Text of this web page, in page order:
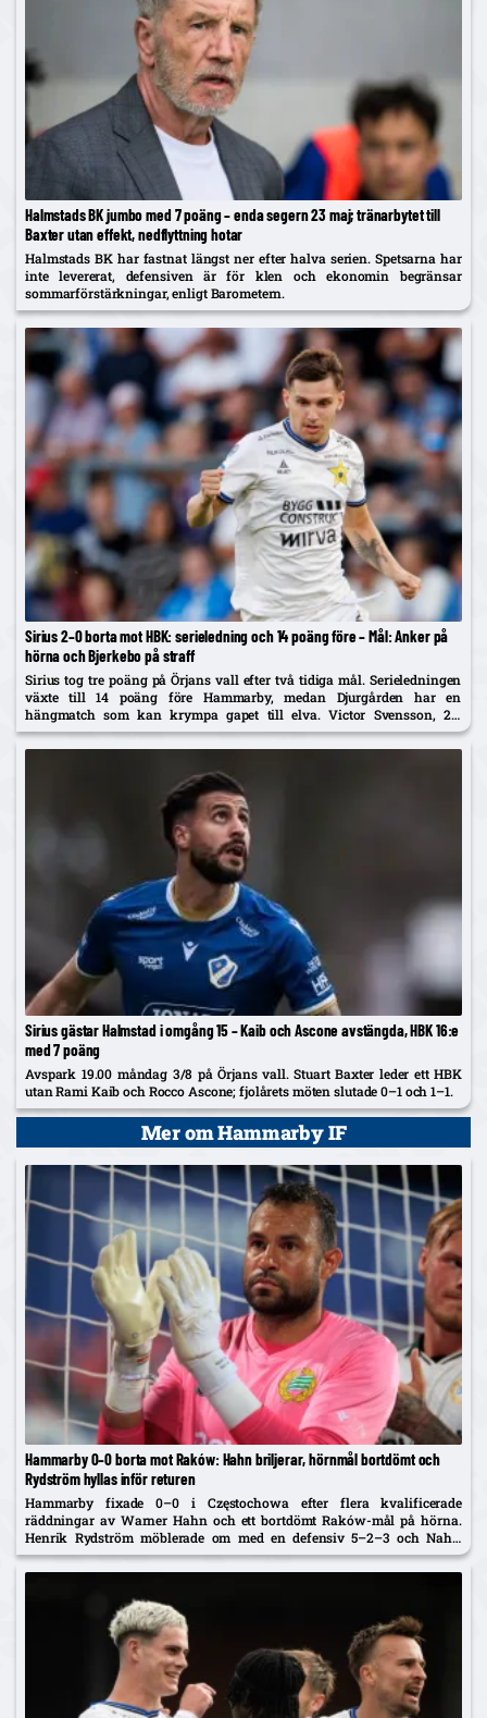
Halmstads BK jumbo med 7 poäng – enda segern 23 maj; tränarbytet till
Baxter utan effekt, nedflyttning hotar
Halmstads BK har fastnat längst ner efter halva serien. Spetsarna har
inte levererat, defensiven är för klen och ekonomin begränsar
sommarförstärkningar, enligt Barometern.
Sirius 2–0 borta mot HBK: serieledning och 14 poäng före – Mål: Anker på
hörna och Bjerkebo på straff
Sirius tog tre poäng på Örjans vall efter två tidiga mål. Serieledningen
växte till 14 poäng före Hammarby, medan Djurgården har en
hängmatch som kan krympa gapet till elva. Victor Svensson, 20,
startade centralt i Melker Heiers frånvaro.
Sirius gästar Halmstad i omgång 15 – Kaib och Ascone avstängda, HBK 16:e
med 7 poäng
Avspark 19.00 måndag 3/8 på Örjans vall. Stuart Baxter leder ett HBK
utan Rami Kaib och Rocco Ascone; fjolårets möten slutade 0–1 och 1–1.
Mer om Hammarby IF
Hammarby 0–0 borta mot Raków: Hahn briljerar, hörnmål bortdömt och
Rydström hyllas inför returen
Hammarby fixade 0–0 i Częstochowa efter flera kvalificerade
räddningar av Warner Hahn och ett bortdömt Raków-mål på hörna.
Henrik Rydström möblerade om med en defensiv 5–2–3 och Nahir
Besara som falsk nia – och får beröm av spelarna. Returen spelas...